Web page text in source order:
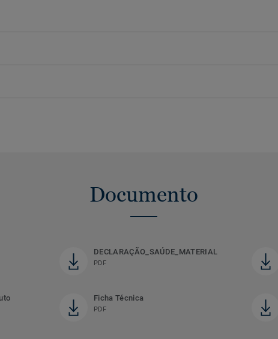
Documento
DECLARAÇÃO_SAÚDE_MATERIAL
PDF
Ficha Técnica
PDF